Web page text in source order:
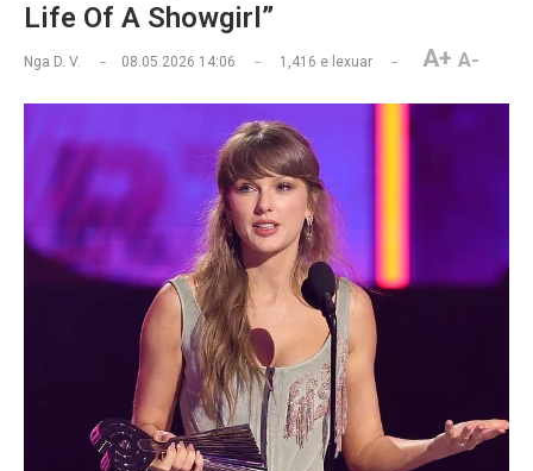
Life Of A Showgirl”
Nga D. V. 08.05.2026 14:06 1,416 e lexuar A+ A-